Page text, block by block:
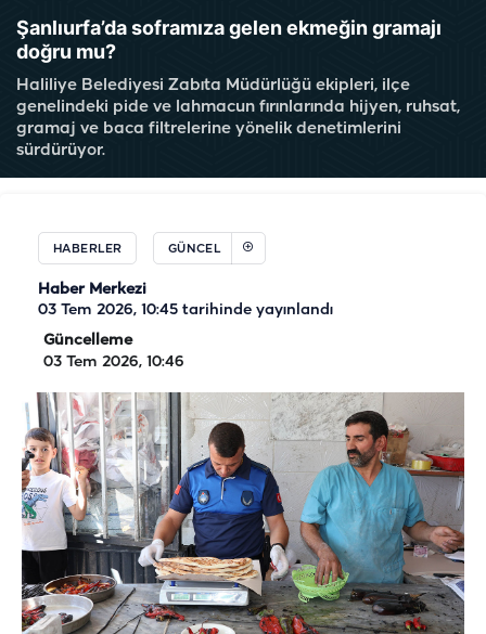
Şanlıurfa’da soframıza gelen ekmeğin gramajı
doğru mu?
Haliliye Belediyesi Zabıta Müdürlüğü ekipleri, ilçe
genelindeki pide ve lahmacun fırınlarında hijyen, ruhsat,
gramaj ve baca filtrelerine yönelik denetimlerini
sürdürüyor.
HABERLER GÜNCEL
Haber Merkezi
03 Tem 2026, 10:45 tarihinde yayınlandı
Güncelleme
03 Tem 2026, 10:46